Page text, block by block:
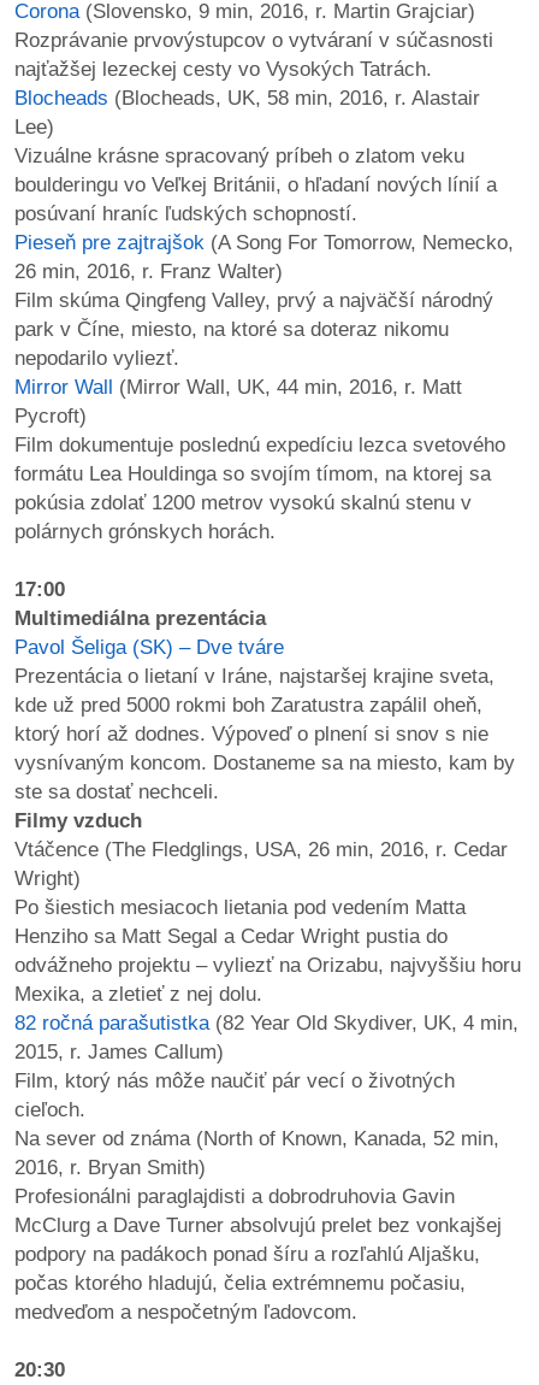
Corona (Slovensko, 9 min, 2016, r. Martin Grajciar)
Rozprávanie prvovýstupcov o vytváraní v súčasnosti
najťažšej lezeckej cesty vo Vysokých Tatrách.
Blocheads (Blocheads, UK, 58 min, 2016, r. Alastair
Lee)
Vizuálne krásne spracovaný príbeh o zlatom veku
boulderingu vo Veľkej Británii, o hľadaní nových línií a
posúvaní hraníc ľudských schopností.
Pieseň pre zajtrajšok (A Song For Tomorrow, Nemecko,
26 min, 2016, r. Franz Walter)
Film skúma Qingfeng Valley, prvý a najväčší národný
park v Číne, miesto, na ktoré sa doteraz nikomu
nepodarilo vyliezť.
Mirror Wall (Mirror Wall, UK, 44 min, 2016, r. Matt
Pycroft)
Film dokumentuje poslednú expedíciu lezca svetového
formátu Lea Houldinga so svojím tímom, na ktorej sa
pokúsia zdolať 1200 metrov vysokú skalnú stenu v
polárnych grónskych horách.
17:00
Multimediálna prezentácia
Pavol Šeliga (SK) – Dve tváre
Prezentácia o lietaní v Iráne, najstaršej krajine sveta,
kde už pred 5000 rokmi boh Zaratustra zapálil oheň,
ktorý horí až dodnes. Výpoveď o plnení si snov s nie
vysnívaným koncom. Dostaneme sa na miesto, kam by
ste sa dostať nechceli.
Filmy vzduch
Vtáčence (The Fledglings, USA, 26 min, 2016, r. Cedar
Wright)
Po šiestich mesiacoch lietania pod vedením Matta
Henziho sa Matt Segal a Cedar Wright pustia do
odvážneho projektu – vyliezť na Orizabu, najvyššiu horu
Mexika, a zletieť z nej dolu.
82 ročná parašutistka (82 Year Old Skydiver, UK, 4 min,
2015, r. James Callum)
Film, ktorý nás môže naučiť pár vecí o životných
cieľoch.
Na sever od známa (North of Known, Kanada, 52 min,
2016, r. Bryan Smith)
Profesionálni paraglajdisti a dobrodruhovia Gavin
McClurg a Dave Turner absolvujú prelet bez vonkajšej
podpory na padákoch ponad šíru a rozľahlú Aljašku,
počas ktorého hladujú, čelia extrémnemu počasiu,
medveďom a nespočetným ľadovcom.
20:30